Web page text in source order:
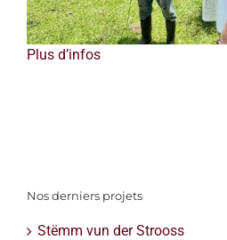
Plus d’infos
Nos derniers projets
Stëmm vun der Strooss